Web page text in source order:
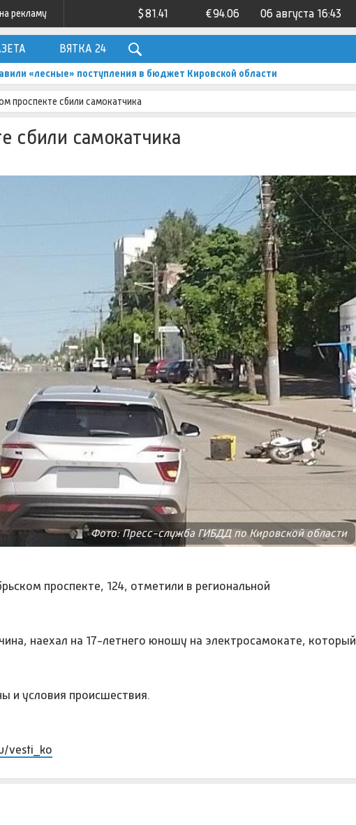
рекламу $81.41 €94.06 06 августа 16:43
ВЯТКА 24
«лесные» поступления в бюджет Кировской области
проспекте сбили самокатчика
сбили самокатчика
Фото: Пресс-служба ГИБДД по Кировской области
проспекте, 124, отметили в региональной
наехал на 17-летнего юношу на электросамокате, который
и условия происшествия.
vesti_ko